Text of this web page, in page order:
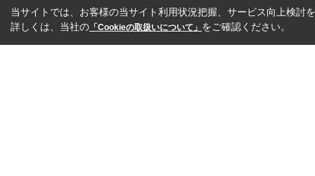
当サイトでは、お客様の当サイト利用状況把握、サービス向上検討
詳しくは、当社の 「Cookieの取扱いについて」 をご確認ください。